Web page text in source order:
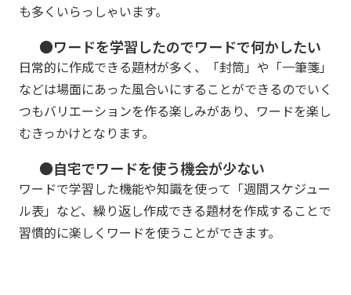
も多くいらっしゃいます。
●ワードを学習したのでワードで何かしたい
日常的に作成できる題材が多く、「封筒」や「一筆箋」
などは場面にあった風合いにすることができるのでいく
つもバリエーションを作る楽しみがあり、ワードを楽し
むきっかけとなります。
●自宅でワードを使う機会が少ない
ワードで学習した機能や知識を使って「週間スケジュー
ル表」など、繰り返し作成できる題材を作成することで
習慣的に楽しくワードを使うことができます。